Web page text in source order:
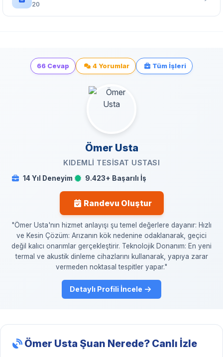
20
66 Cevap 4 Yorumlar Tüm İşleri
Ömer Usta
KIDEMLI TESISAT USTASI
14 Yıl Deneyim 9.423+ Başarılı İş
Randevu Oluştur
"Ömer Usta'nın hizmet anlayışı şu temel değerlere dayanır: Hızlı
ve Kesin Çözüm: Arızanın kök nedenine odaklanarak, geçici
değil kalıcı onarımlar gerçekleştirir. Teknolojik Donanım: En yeni
termal ve akustik dinleme cihazlarını kullanarak, yapıya zarar
vermeden noktasal tespitler yapar."
Detaylı Profili İncele
Ömer Usta Şuan Nerede? Canlı İzle